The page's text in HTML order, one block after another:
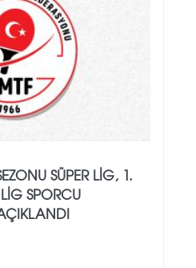
SÜPER LIG, 1.
SPORCU